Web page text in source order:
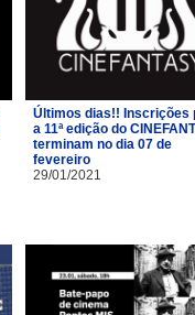
Últimos dias!! Inscrições
a 11ª edição do
terminam no dia 07 de
fevereiro
29/01/2021